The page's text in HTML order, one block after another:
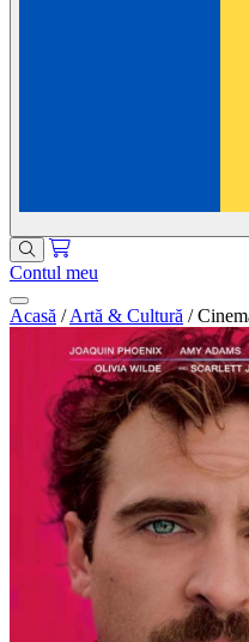
Contul meu
Acasă / Artă & Cultură /